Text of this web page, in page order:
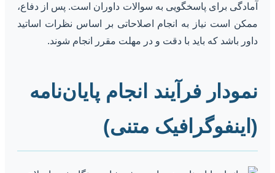
آمادگی برای پاسخگویی به سوالات داوران است. پس از دفاع،
ممکن است نیاز به انجام اصلاحاتی بر اساس نظرات اساتید
داور باشد که باید با دقت و در مهلت مقرر انجام شوند.
نمودار فرآیند انجام پایان‌نامه
(اینفوگرافیک متنی)